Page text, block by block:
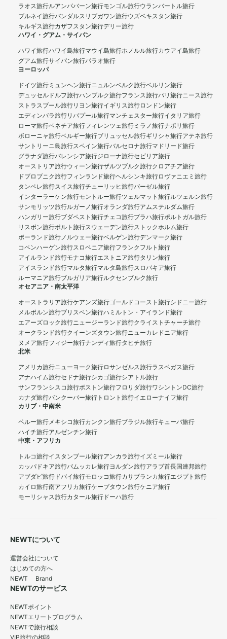
ラオス旅行ルアンパバーン旅行モンゴル旅行ウランバートル旅行
ブルネイ旅行バンダルスリブガワン旅行ウズベキスタン旅行
キルギス旅行カザフスタン旅行デリー旅行
ハワイ・グアム・サイパン
ハワイ旅行ハワイ島旅行マウイ島旅行ホノルル旅行カウアイ島旅行
グアム旅行サイパン旅行パラオ旅行
ヨーロッパ
ドイツ旅行 ミュンヘン旅行ニュルンベルク旅行ベルリン旅行
デュッセルドルフ旅行ハンブルク旅行フランス旅行パリ旅行ニース旅行
ストラスブール旅行リヨン旅行イギリス旅行ロンドン旅行
エディンバラ旅行リバプール旅行マンチェスター旅行イタリア旅行
ローマ旅行ベネチア旅行フィレンツェ旅行 ミラノ旅行ナポリ旅行
ボローニャ旅行ベルギー旅行ブリュッセル旅行ギリシャ旅行アテネ旅行
サントリーニ島旅行スペイン旅行バルセロナ旅行マドリード旅行
グラナダ旅行バレンシア旅行ジローナ旅行セビリア旅行
オーストリア旅行ウィーン旅行ザルツブルク旅行クロアチア旅行
ドブロブニク旅行フィンランド旅行ヘルシンキ旅行ロヴァニエミ旅行
タンペレ旅行スイス旅行チューリッヒ旅行バーゼル旅行
インターラーケン旅行モントルー旅行ツェルマット旅行ルツェルン旅行
サンモリッツ旅行ルガーノ旅行オランダ旅行アムステルダム旅行
ハンガリー旅行ブダペスト旅行チェコ旅行プラハ旅行ポルトガル旅行
リスボン旅行ポルト旅行スウェーデン旅行ストックホルム旅行
ポーランド旅行ノルウェー旅行ベルゲン旅行デンマーク旅行
コペンハーゲン旅行スロベニア旅行フランクフルト旅行
アイルランド旅行モナコ旅行エストニア旅行タリン旅行
アイスランド旅行マルタ旅行マルタ島旅行スロバキア旅行
ルーマニア旅行ブルガリア旅行ルクセンブルク旅行
オセアニア・南太平洋
オーストラリア旅行ケアンズ旅行ゴールドコースト旅行シドニー旅行
メルボルン旅行ブリスベン旅行ハミルトン・アイランド旅行
エアーズロック旅行ニュージーランド旅行クライストチャーチ旅行
オークランド旅行クイーンズタウン旅行ニューカレドニア旅行
ヌメア旅行フィジー旅行ナンディ旅行タヒチ旅行
北米
アメリカ旅行ニューヨーク旅行ロサンゼルス旅行ラスベガス旅行
アナハイム旅行セドナ旅行シカゴ旅行シアトル旅行
サンフランシスコ旅行ボストン旅行フロリダ旅行ワシントンDC旅行
カナダ旅行バンクーバー旅行 トロント旅行イエローナイフ旅行
カリブ・中南米
ペルー旅行メキシコ旅行カンクン旅行ブラジル旅行キューバ旅行
ハイチ旅行アルゼンチン旅行
中東・アフリカ
トルコ旅行イスタンブール旅行アンカラ旅行イズミール旅行
カッパドキア旅行パムッカレ旅行ヨルダン旅行アラブ首長国連邦旅行
アブダビ旅行 ドバイ旅行モロッコ旅行カサブランカ旅行エジプト旅行
カイロ旅行南アフリカ旅行ケープタウン旅行ケニア旅行
モーリシャス旅行カタール旅行 ドーハ旅行
NEWTについて
運営会社について
はじめての方へ
NEWT Brand
NEWTのサービス
NEWTポイント
NEWTエリートプログラム
NEWTで旅行相談
VIP旅行の相談